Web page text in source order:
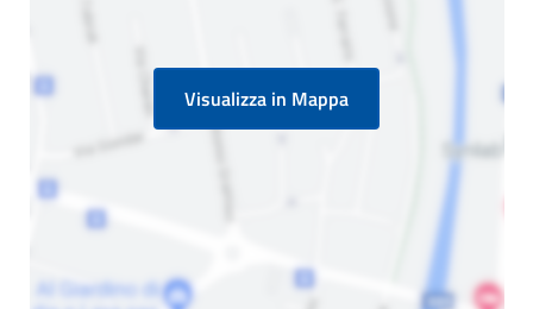
Visualizza in Mappa